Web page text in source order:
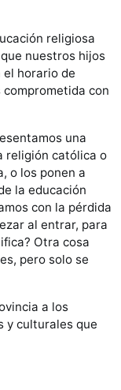
religiosa
nuestros hijos
horario de
comprometida con
una
religión católica o
o los ponen a
la educación
con la pérdida
al entrar, para
Otra cosa
pero solo se
a los
y culturales que